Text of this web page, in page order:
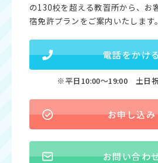
の130校を超える教習所から、お
宿免許プランをご案内いたします。
電話をかけ
※平日10:00〜19:00 土日
お申し込み
お問い合わ